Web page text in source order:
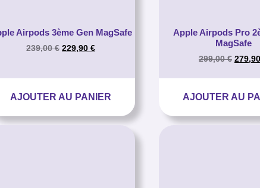
Airpods 3ème Gen MagSafe
239,00€ 229,90 €
AJOUTER AU PANIER
Apple Airpods Pro
MagSafe
299,00€ 279,90
AJOUTER AU